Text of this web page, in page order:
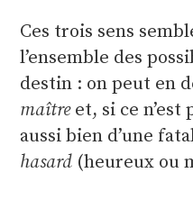
Ces trois sens
l’ensemble des
destin : on peut en
maîtreet, si ce n’est
aussi bien d’une
hasard(heureux ou